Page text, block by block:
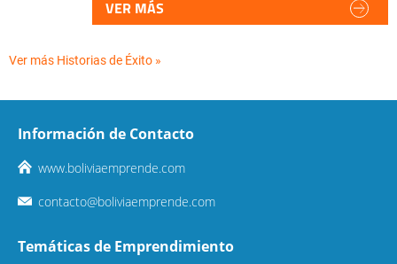
VER MÁS
Ver más Historias de Éxito »
Información de Contacto
www.boliviaemprende.com
contacto@boliviaemprende.com
Temáticas de Emprendimiento